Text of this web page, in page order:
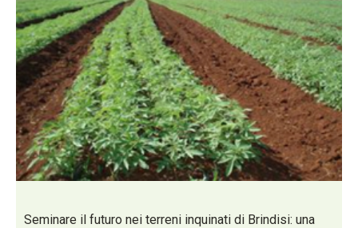
Seminare il futuro nei terreni inquinati di Brindisi: una